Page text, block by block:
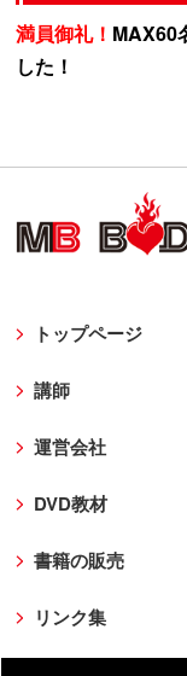
満員御礼！ MAX60
した！
トップページ
講師
運営会社
DVD教材
書籍の販売
リンク集